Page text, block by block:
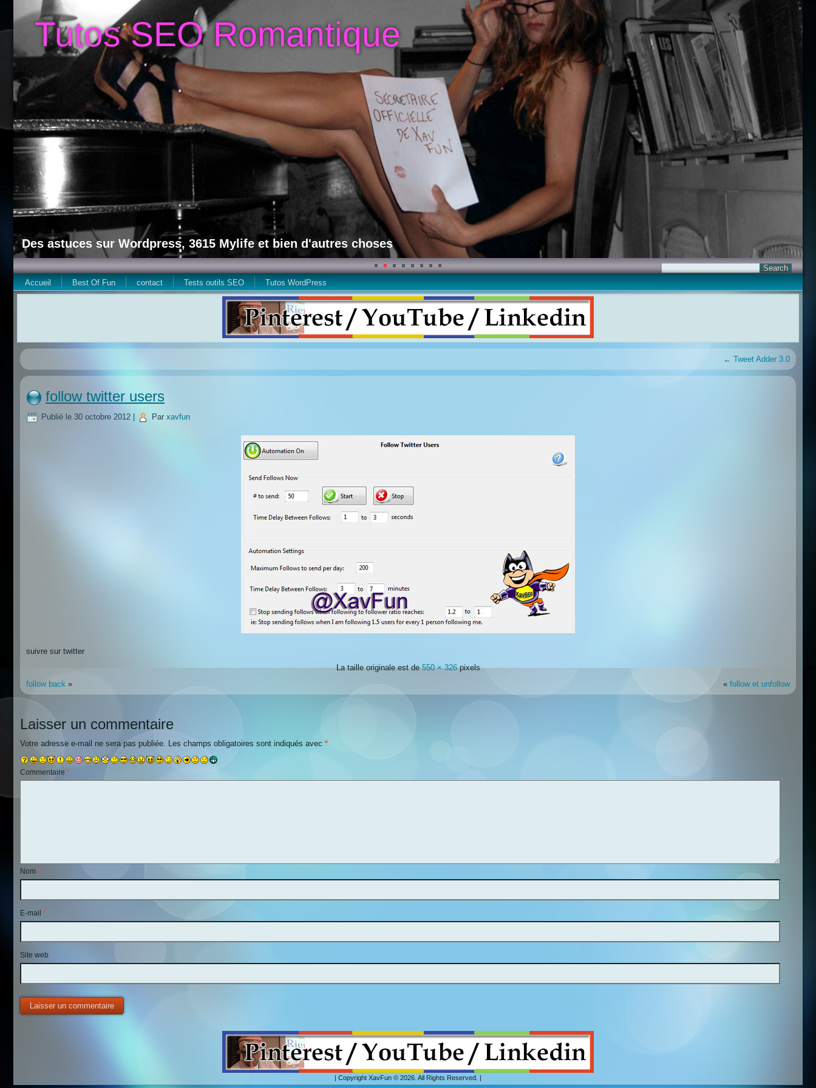
Tutos SEO Romantique
Des astuces sur Wordpress, 3615 Mylife et bien d'autres choses
Accueil Best Of Fun contact Tests outils SEO Tutos WordPress
← Tweet Adder 3.0
follow twitter users
Publié le 30 octobre 2012 Par xavfun
suivre sur twitter
La taille originale est de550 × 326pixels
follow back » « follow et unfollow
Laisser un commentaire
Votre adresse e-mail ne sera pas publiée. Les champs obligatoires sont indiqués avec *
Commentaire *
Nom *
E-mail *
Site web
| Copyright XavFun © 2026. All Rights Reserved. |